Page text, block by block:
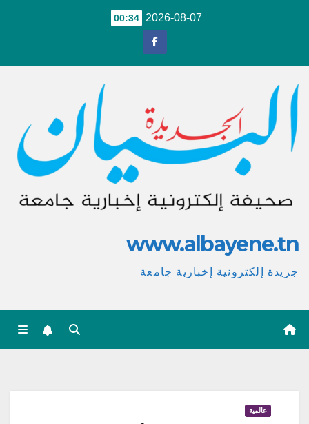
2026-08-07
00:34
www.albayene.tn
جريدة إلكترونية إخبارية جامعة
عالمية